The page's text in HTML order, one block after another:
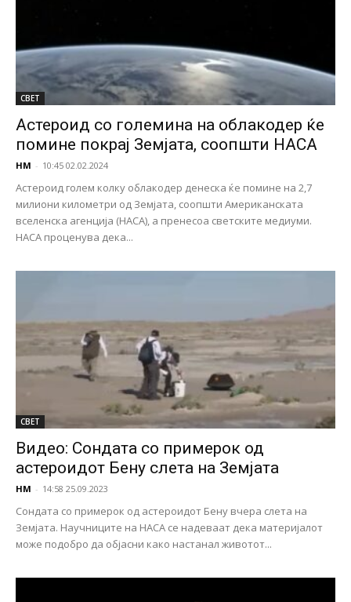
СВЕТ
Астероид со големина на облакодер ќе
помине покрај Земјата, соопшти НАСА
НМ - 10:45 02.02.2024
Астероид голем колку облакодер денеска ќе помине на 2,7
милиони километри од Земјата, соопшти Американската
вселенска агенција (НАСА), а пренесоа светските медиуми.
НАСА проценува дека...
СВЕТ
Видео: Сондата со примерок од
астероидот Бену слета на Земјата
НМ - 14:58 25.09.2023
Сондата со примерок од астероидот Бену вчера слета на
Земјата. Научниците на НАСА се надеваат дека материјалот
може подобро да објасни како настанал животот...